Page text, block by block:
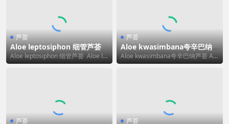
芦荟
Aloe leptosiphon 细管芦荟
Aloe leptosiphon 细管芦荟 Aloe le
ptosiphon ...
芦荟
Aloe kwasimbana夸辛巴纳
芦荟
Aloe kwasimbana夸辛巴纳芦荟 Alo
e kwasimbana 可译...
芦荟 芦荟